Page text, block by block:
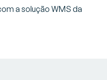
a solução WMS da